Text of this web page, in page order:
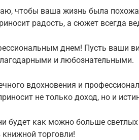
чтобы ваша жизнь была похожа
радость, а сюжет всегда
днем! Пусть ваши
и любознательными.
вдохновения и
не только доход, но и
будет как можно больше
торговли!